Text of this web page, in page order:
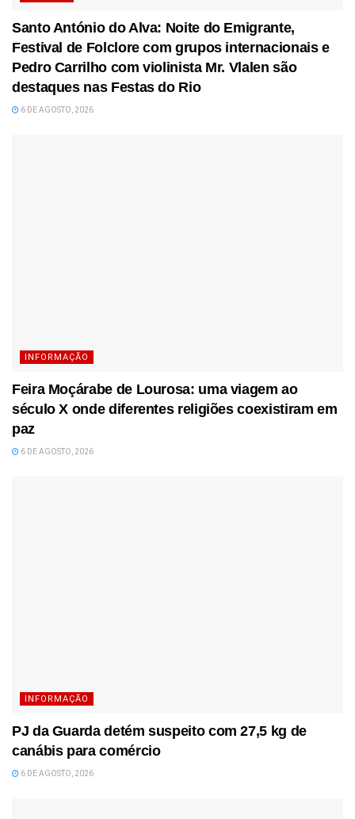
Santo António do Alva: Noite do Emigrante,
Festival de Folclore com grupos internacionais e
Pedro Carrilho com violinista Mr. Vlalen são
destaques nas Festas do Rio
6 DE AGOSTO, 2026
INFORMAÇÃO
Feira Moçárabe de Lourosa: uma viagem ao
século X onde diferentes religiões coexistiram em
paz
6 DE AGOSTO, 2026
INFORMAÇÃO
PJ da Guarda detém suspeito com 27,5 kg de
canábis para comércio
6 DE AGOSTO, 2026